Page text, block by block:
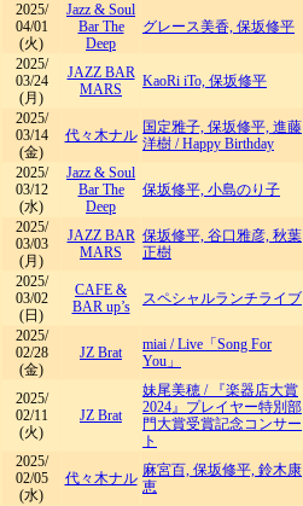
2025/
04/01
(火)
Jazz & Soul
Bar The
Deep
グレース美香, 保坂修平
2025/
03/24
(月)
JAZZ BAR
MARS
KaoRi iTo, 保坂修平
2025/
03/14
(金)
代々木ナル 国定雅子, 保坂修平, 進藤
洋樹 /Happy Birthday
2025/
03/12
(水)
Jazz & Soul
Bar The
Deep
保坂修平, 小島のり子
2025/
03/03
(月)
JAZZ BAR
MARS
保坂修平, 谷口雅彦, 秋葉
正樹
2025/
03/02
(日)
CAFE &
BAR up’s
スペシャルランチライブ
2025/
02/28
(金)
JZ Brat miai /Live「Song For
You」
2025/
02/11
(火)
JZ Brat
妹尾美穂 /
『楽器店大賞
2024』プレイヤー特別部
門大賞受賞記念コンサー
ト
2025/
02/05
(水)
代々木ナル 麻宮百, 保坂修平, 鈴木康
恵